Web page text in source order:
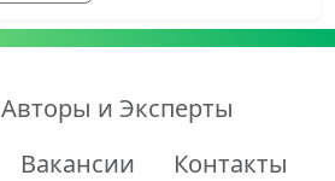
Авторы и Эксперты
Вакансии Контакты